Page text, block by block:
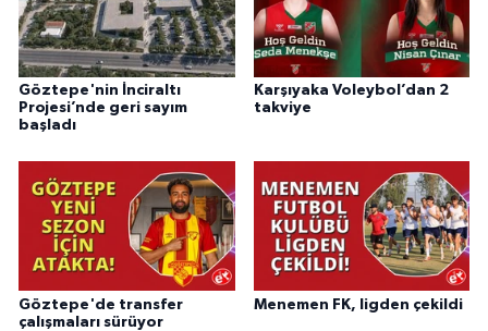
Göztepe'nin İnciraltı
Projesi’nde geri sayım
başladı
Karşıyaka Voleybol’dan 2
takviye
Göztepe'de transfer
çalışmaları sürüyor
Menemen FK, ligden çekildi